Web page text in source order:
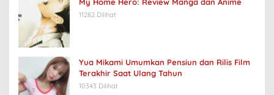
11282 Dilihat
Yua Mikami Umumkan Pensiun dan Rilis Film
Terakhir Saat Ulang Tahun
10343 Dilihat